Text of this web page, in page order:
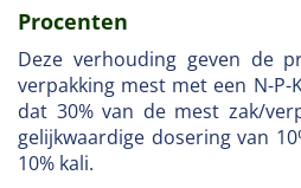
Procenten
Deze verhouding geven de
verpakking mest met een N-P-
dat 30% van de mest zak/
gelijkwaardige dosering van
10% kali.